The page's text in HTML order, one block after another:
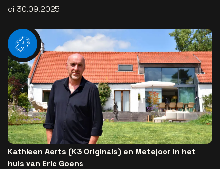
di 30.09.2025
Kathleen Aerts (K3 Originals) en Metejoor in het
huis van Eric Goens